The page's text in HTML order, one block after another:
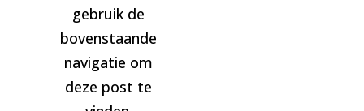
gebruik de
bovenstaande
navigatie om
deze post te